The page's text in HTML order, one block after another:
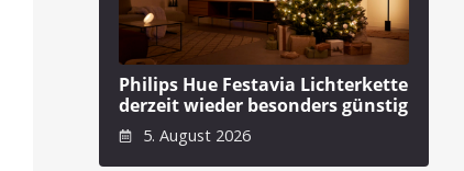
Philips Hue Festavia Lichterkette
derzeit wieder besonders günstig
5. August 2026